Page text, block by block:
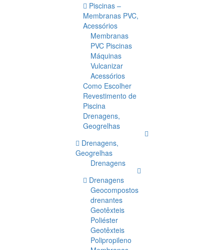
Piscinas –
Membranas PVC,
Acessórios
Membranas
PVC Piscinas
Máquinas
Vulcanizar
Acessórios
Como Escolher
Revestimento de
Piscina
Drenagens,
Geogrelhas
Drenagens,
Geogrelhas
Drenagens
Drenagens
Geocompostos
drenantes
Geotêxteis
Poliéster
Geotêxteis
Polipropileno